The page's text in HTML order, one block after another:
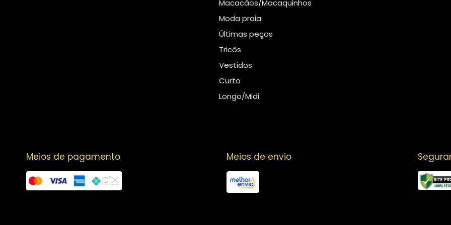
Macacãos/Macaquinhos
Moda praia
Últimas peças
Tricôs
Vestidos
Curto
Longo/Midi
Meios de pagamento Meios de envio